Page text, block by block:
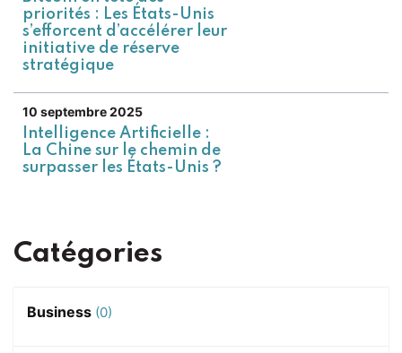
priorités : Les États-Unis
s’efforcent d’accélérer leur
initiative de réserve
stratégique
10 septembre 2025
Intelligence Artificielle :
La Chine sur le chemin de
surpasser les États-Unis ?
Catégories
Business (0)